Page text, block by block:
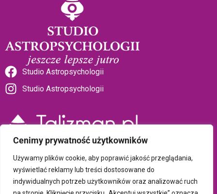
Cenimy prywatność użytkowników
Używamy plików cookie, aby poprawić jakość przeglądania,
wyświetlać reklamy lub treści dostosowane do
indywidualnych potrzeb użytkowników oraz analizować ruch
Studio Astropsychologii
Studio Astropsychologii
Sklep Talizman
Polityka prywatności i plików cookie